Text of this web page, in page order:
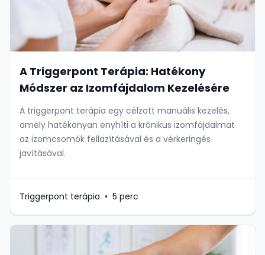
A Triggerpont Terápia: Hatékony
Módszer az Izomfájdalom Kezelésére
A triggerpont terápia egy célzott manuális kezelés,
amely hatékonyan enyhíti a krónikus izomfájdalmat
az izomcsomók fellazításával és a vérkeringés
javításával.
Triggerpont terápia • 5 perc